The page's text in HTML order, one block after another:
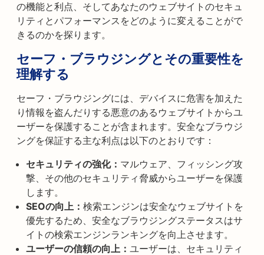
の機能と利点、そしてあなたのウェブサイトのセキュ
リティとパフォーマンスをどのように変えることがで
きるのかを探ります。
セーフ・ブラウジングとその重要性を
理解する
セーフ・ブラウジングには、デバイスに危害を加えた
り情報を盗んだりする悪意のあるウェブサイトからユ
ーザーを保護することが含まれます。安全なブラウジ
ングを保証する主な利点は以下のとおりです：
セキュリティの強化： マルウェア、フィッシング攻
撃、その他のセキュリティ脅威からユーザーを保護
します。
SEOの向上： 検索エンジンは安全なウェブサイトを
優先するため、安全なブラウジングステータスはサ
イトの検索エンジンランキングを向上させます。
ユーザーの信頼の向上： ユーザーは、セキュリティ